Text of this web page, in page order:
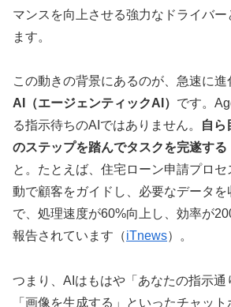
マンスを向上させる強力なドライバ
ます。
この動きの背景にあるのが、急速に進
AI（エージェンティックAI） です。
る指示待ちのAIではありません。
自ら
のステップを踏んでタスクを完遂する
と。たとえば、住宅ローン申請プロセ
動で顧客をガイドし、必要なデータを
で、処理速度が60%向上し、効率が
報告されています（iTnews）。
つまり、AIはもはや「あなたの指示通
「画像を生成する」といったチャッ